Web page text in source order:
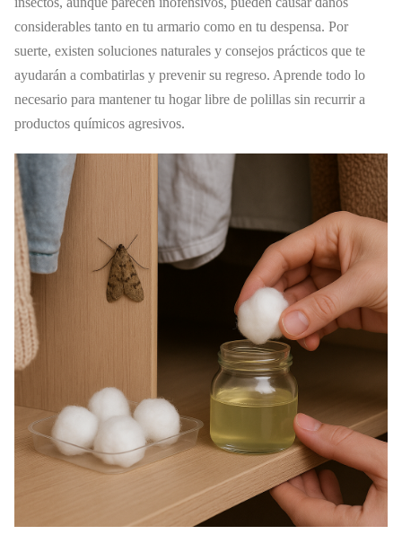
considerables tanto en tu armario como en tu despensa. Por
suerte, existen soluciones naturales y consejos prácticos que te
ayudarán a combatirlas y prevenir su regreso. Aprende todo lo
necesario para mantener tu hogar libre de polillas sin recurrir a
productos químicos agresivos.